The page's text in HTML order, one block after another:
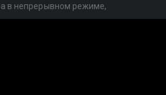
в непрерывном режиме,